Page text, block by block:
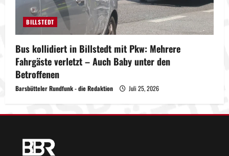
BILLSTEDT
Bus kollidiert in Billstedt mit Pkw: Mehrere
Fahrgäste verletzt – Auch Baby unter den
Betroffenen
Barsbütteler Rundfunk - die Redaktion Juli 25, 2026